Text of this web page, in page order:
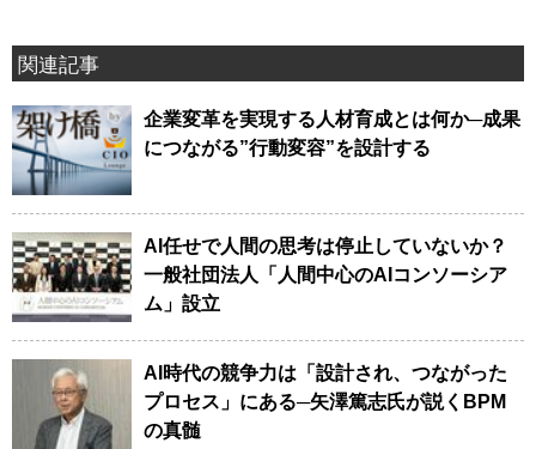
関連記事
企業変革を実現する人材育成とは何か─成果
につながる”行動変容”を設計する
AI任せで人間の思考は停止していないか？
一般社団法人「人間中心のAIコンソーシア
ム」設立
AI時代の競争力は「設計され、つながった
プロセス」にある─矢澤篤志氏が説くBPM
の真髄